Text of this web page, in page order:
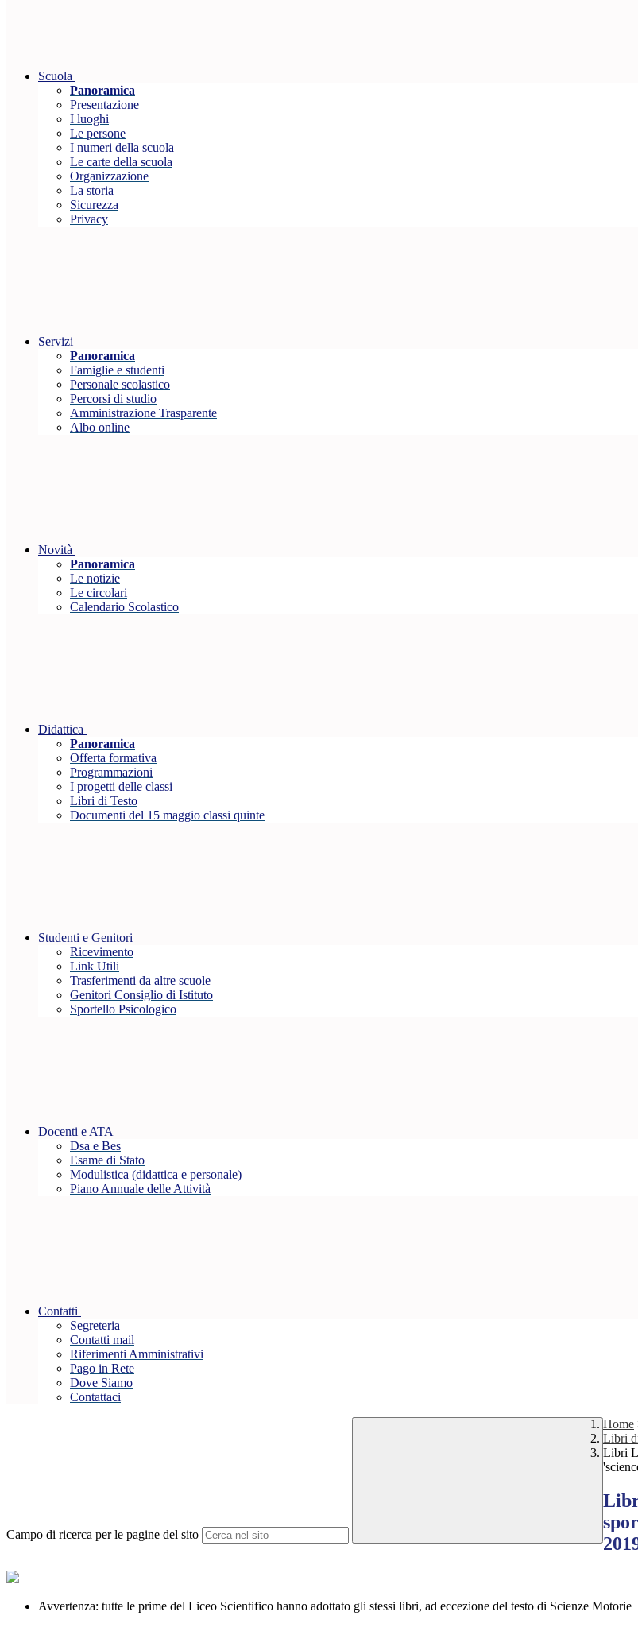
Scuola
Panoramica
Presentazione
I luoghi
Le persone
I numeri della scuola
Le carte della scuola
Organizzazione
La storia
Sicurezza
Privacy
Servizi
Panoramica
Famiglie e studenti
Personale scolastico
Percorsi di studio
Amministrazione Trasparente
Albo online
Novità
Panoramica
Le notizie
Le circolari
Calendario Scolastico
Didattica
Panoramica
Offerta formativa
Programmazioni
I progetti delle classi
Libri di Testo
Documenti del 15 maggio classi quinte
Studenti e Genitori
Ricevimento
Link Utili
Trasferimenti da altre scuole
Genitori Consiglio di Istituto
Sportello Psicologico
Docenti e ATA
Dsa e Bes
Esame di Stato
Modulistica (didattica e personale)
Piano Annuale delle Attività
Contatti
Segreteria
Contatti mail
Riferimenti Amministrativi
Pago in Rete
Dove Siamo
Contattaci
Campo di ricerca per le pagine del sito
Home
Libri
Libri
Avvertenza: tutte le prime del Liceo Scientifico hanno adottato gli stessi libri, ad eccezione del testo di Scienze Motorie